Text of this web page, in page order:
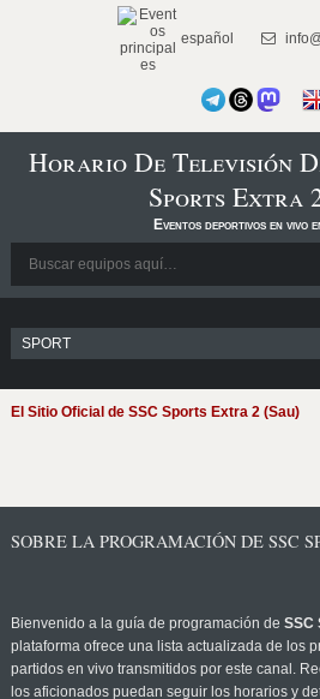
español
Horario De Televisión
Sports Extra
Eventos deportivos en vivo
El Sitio Oficial de SSC Sports Extra 2 (Sau)
SOBRE LA PROGRAMACIÓN DE SSC
Bienvenido a la guía de programación de SSC
plataforma ofrece una lista actualizada de los
partidos en vivo transmitidos por este canal.
los aficionados puedan seguir los horarios y